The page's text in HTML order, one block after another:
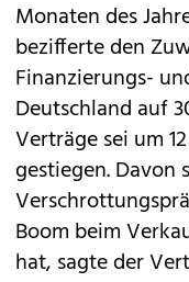
Monaten des
bezifferte den
Finanzierungs-
Deutschland auf
Verträge sei um
gestiegen.
Boom beim
hat, sagte der